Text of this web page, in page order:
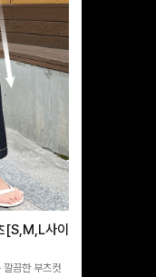
[S,M,L사이
끔한 부츠컷